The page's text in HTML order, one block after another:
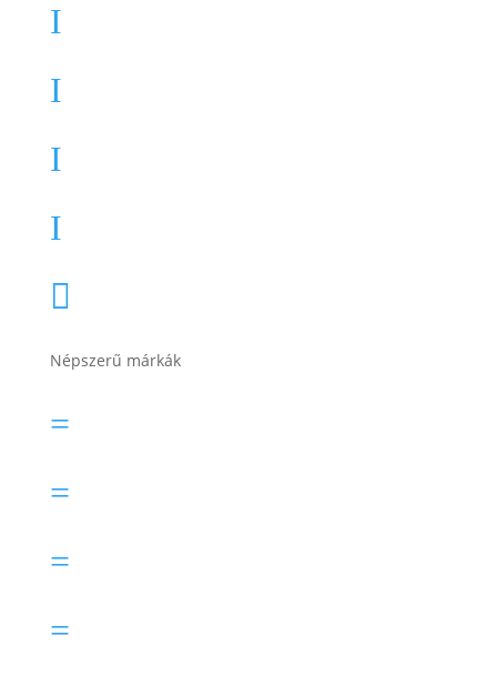
I
I
I
I

Népszerű márkák
=
=
=
=